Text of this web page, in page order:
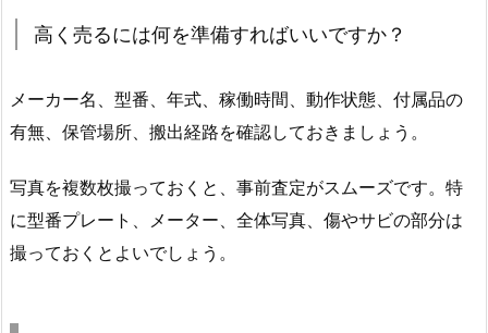
高く売るには何を準備すればいいですか？
メーカー名、型番、年式、稼働時間、動作状態、付属品の
有無、保管場所、搬出経路を確認しておきましょう。
写真を複数枚撮っておくと、事前査定がスムーズです。特
に型番プレート、メーター、全体写真、傷やサビの部分は
撮っておくとよいでしょう。